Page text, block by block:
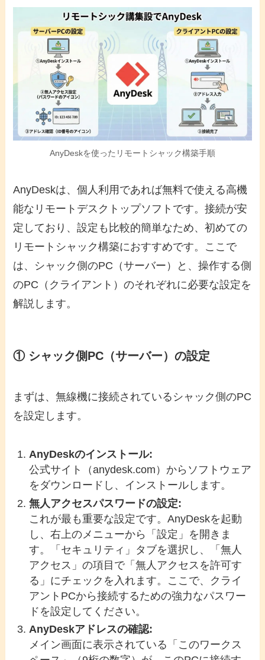
AnyDeskを使ったリモートシャック構築手順
AnyDeskは、個人利用であれば無料で使える高機
能なリモートデスクトップソフトです。接続が安
定しており、設定も比較的簡単なため、初めての
リモートシャック構築におすすめです。ここで
は、シャック側のPC（サーバー）と、操作する側
のPC（クライアント）のそれぞれに必要な設定を
解説します。
① シャック側PC（サーバー）の設定
まずは、無線機に接続されているシャック側のPC
を設定します。
AnyDeskのインストール:
公式サイト（anydesk.com）からソフトウェア
をダウンロードし、インストールします。
無人アクセスパスワードの設定:
これが最も重要な設定です。AnyDeskを起動
し、右上のメニューから「設定」を開きま
す。「セキュリティ」タブを選択し、「無人
アクセス」の項目で「無人アクセスを許可す
る」にチェックを入れます。ここで、クライ
アントPCから接続するための強力なパスワー
ドを設定してください。
AnyDeskアドレスの確認:
メイン画面に表示されている「このワークス